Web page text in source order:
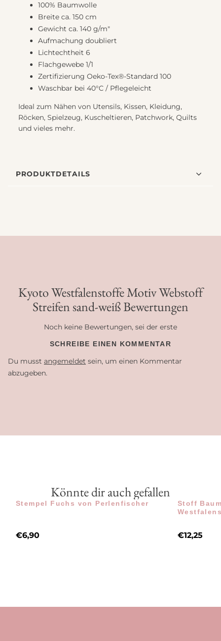
100% Baumwolle
Breite ca. 150 cm
Gewicht ca. 140 g/m"
Aufmachung doubliert
Lichtechtheit 6
Flachgewebe 1/1
Zertifizierung Oeko-Tex®-Standard 100
Waschbar bei 40°C / Pflegeleicht
Ideal zum Nähen von Utensils, Kissen, Kleidung,
Röcken, Spielzeug, Kuscheltieren, Patchwork, Quilts
und vieles mehr.
PRODUKTDETAILS
Kyoto Westfalenstoffe Motiv Webstoff
Streifen sand-weiß Bewertungen
Noch keine Bewertungen, sei der erste
SCHREIBE EINEN KOMMENTAR
Du musst angemeldet sein, um einen Kommentar
abzugeben.
Könnte dir auch gefallen
Stempel Fuchs von Perlenfischer
€6,90
Stoff
€12,25